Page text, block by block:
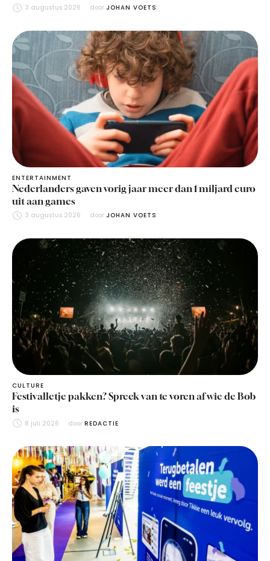
3 augustus 2026 door JOHAN VOETS
ENTERTAINMENT
Nederlanders gaven vorig jaar meer dan 1 miljard euro
uit aan games
3 augustus 2026 door JOHAN VOETS
CULTURE
Festivalletje pakken? Spreek van te voren af wie de Bob
is
8 juli 2026 door REDACTIE